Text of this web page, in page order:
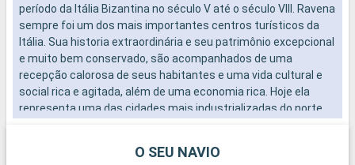
período da Itália Bizantina no século V até o século VIII. Ravena
sempre foi um dos mais importantes centros turísticos da
Itália. Sua historia extraordinária e seu patrimônio excepcional
e muito bem conservado, são acompanhados de uma
recepção calorosa de seus habitantes e uma vida cultural e
social rica e agitada, além de uma economia rica. Hoje ela
representa uma das cidades mais industrializadas do norte
internacional da UNESCO em 1996.
O SEU NAVIO